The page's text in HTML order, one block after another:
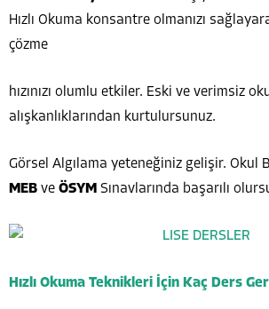
Hızlı Okuma konsantre olmanızı
çözme
hızınızı olumlu etkiler. Eski ve verimsiz
alışkanlıklarından kurtulursunuz.
Görsel Algılama yeteneğiniz gelişir. Okul
MEB ve ÖSYM Sınavlarında başarılı
Hızlı Okuma Teknikleri İçin Kaç Ders